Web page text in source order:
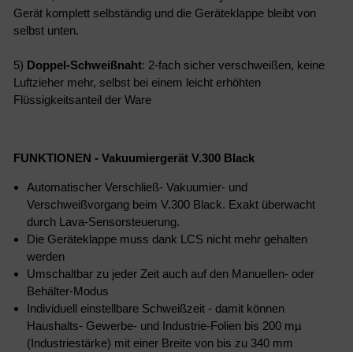
Gerät komplett selbständig und die Geräteklappe bleibt von
selbst unten.
5) Doppel-Schweißnaht: 2-fach sicher verschweißen, keine
Luftzieher mehr, selbst bei einem leicht erhöhten
Flüssigkeitsanteil der Ware
FUNKTIONEN - Vakuumiergerät V.300 Black
Automatischer Verschließ- Vakuumier- und
Verschweißvorgang beim V.300 Black. Exakt überwacht
durch Lava-Sensorsteuerung.
Die Geräteklappe muss dank LCS nicht mehr gehalten
werden
Umschaltbar zu jeder Zeit auch auf den Manuellen- oder
Behälter-Modus
Individuell einstellbare Schweißzeit - damit können
Haushalts- Gewerbe- und Industrie-Folien bis 200 mµ
(Industriestärke) mit einer Breite von bis zu 340 mm